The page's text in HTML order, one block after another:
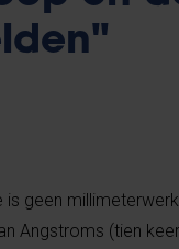
geen
Angstroms (tien